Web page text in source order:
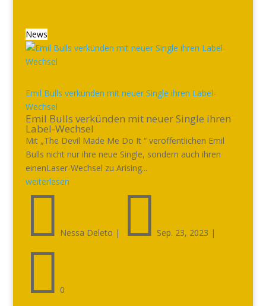
News
Emil Bulls verkünden mit neuer Single ihren Label-
Wechsel
Emil Bulls verkünden mit neuer Single ihren
Label-Wechsel
Mit „The Devil Made Me Do It “ veröffentlichen Emil
Bulls nicht nur ihre neue Single, sondern auch ihren
einenLaser-Wechsel zu Arising...
weiterlesen
 Nessa Deleto |  Sep. 23, 2023 |
 0